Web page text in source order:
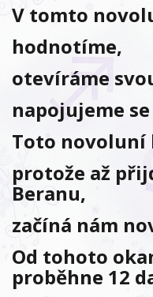
V tomto
hodnotíme,
otevíráme
napojujeme
Toto novoluní
protože až
Beranu,
začíná nám
Od tohoto
proběhne 12